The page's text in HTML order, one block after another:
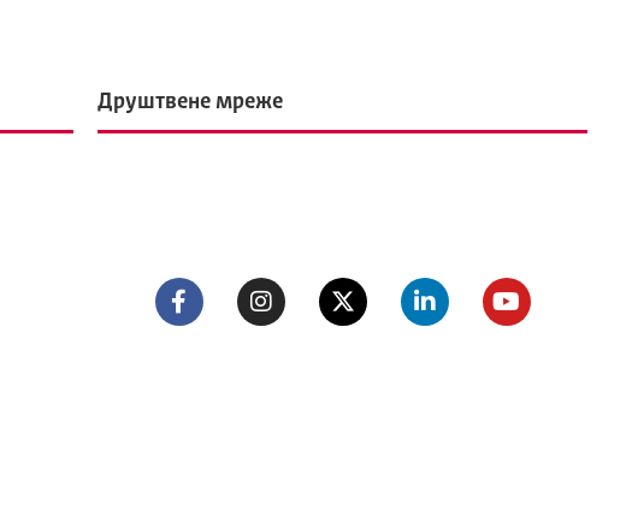
Друштвене мреже